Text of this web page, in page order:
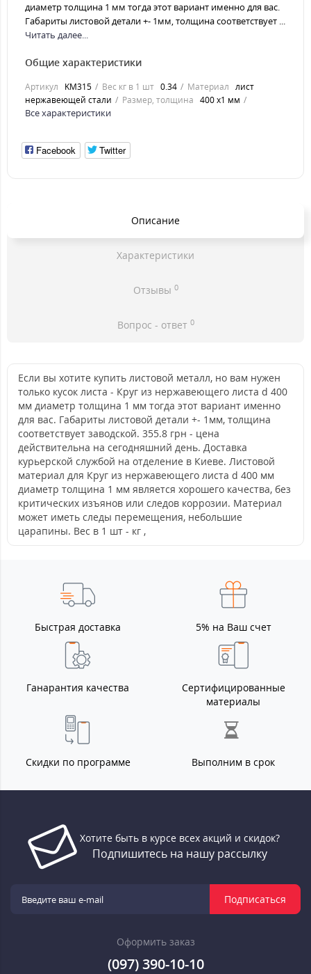
диаметр толщина 1 мм тогда этот вариант именно для вас.
Габариты листовой детали +- 1мм, толщина соответствует ...
Читать далее...
Общие характеристики
Артикул KM315 Вес кг в 1 шт 0.34 Материал лист
нержавеющей стали
Размер, толщина 400 х1 мм
Все характеристики
Facebook Twitter
Описание
Характеристики
Отзывы 0
Вопрос - ответ 0
Если вы хотите купить листовой металл, но вам нужен
только кусок листа - Круг из нержавеющего листа d 400
мм диаметр толщина 1 мм тогда этот вариант именно
для вас. Габариты листовой детали +- 1мм, толщина
соответствует заводской. 355.8 грн - цена
действительна на сегодняшний день. Доставка
курьерской службой на отделение в Киеве. Листовой
материал для Круг из нержавеющего листа d 400 мм
диаметр толщина 1 мм является хорошего качества, без
критических изъянов или следов коррозии. Материал
может иметь следы перемещения, небольшие
царапины. Вес в 1 шт - кг ,
Быстрая доставка 5% на Ваш счет
Ганарантия качества
Сертифицированные
материалы
Скидки по программе Выполним в срок
Хотите быть в курсе всех акций и скидок?
Подпишитесь на нашу рассылку
Подписаться
Оформить заказ
(097) 390-10-10